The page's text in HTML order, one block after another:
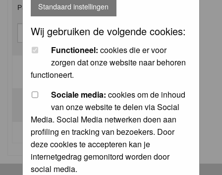
Standaard instellingen
Wij gebruiken de volgende cookies:
Functioneel: cookies die er voor
zorgen dat onze website naar behoren
functioneert.
Sociale media: cookies om de inhoud
van onze website te delen via Social
Media. Social Media netwerken doen aan
profiling en tracking van bezoekers. Door
deze cookies te accepteren kan je
internetgedrag gemonitord worden door
social media.
Password:
Log me on automatically each visit:
I forgot my password